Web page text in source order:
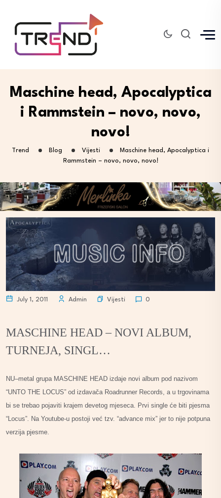
Maschine head, Apocalyptica
i Rammstein – novo, novo,
novo!
Trend Blog Vijesti
Maschine head, Apocalyptica i
Rammstein – novo, novo, novo!
July 1, 2011 Admin Vijesti 0
MASCHINE HEAD – NOVI ALBUM,
TURNEJA, SINGL…
NU–metal grupa MASCHINE HEAD izdaje novi album pod nazivom
“UNTO THE LOCUS” od izdavača Roadrunner Records, a u trgovinama
bi se trebao pojaviti krajem devetog mjeseca. Prvi single će biti pjesma
“Locus”. Na Youtube-u postoji već tzv. “advance mix” jer to nije potpuna
verzija pjesme.